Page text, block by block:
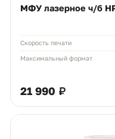
МФУ лазерное ч/б
Скорость печати
Максимальный формат
21 990 ₽